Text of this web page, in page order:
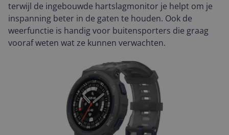
terwijl de ingebouwde hartslagmonitor je helpt om je
inspanning beter in de gaten te houden. Ook de
weerfunctie is handig voor buitensporters die graag
vooraf weten wat ze kunnen verwachten.